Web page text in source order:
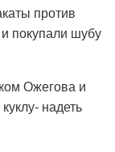
против
покупали шубу
Ожегова и
надеть